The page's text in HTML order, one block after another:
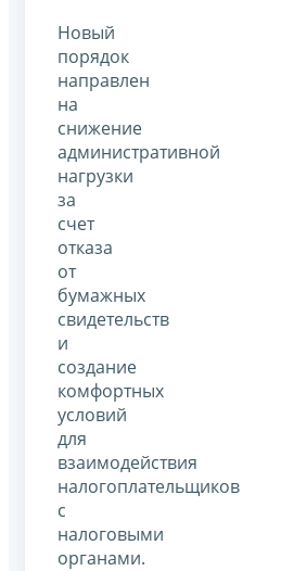
Новый
порядок
направлен
на
снижение
административной
нагрузки
за
счет
отказа
от
бумажных
свидетельств
и
создание
комфортных
условий
для
взаимодействия
налогоплательщиков
с
налоговыми
органами.